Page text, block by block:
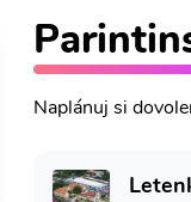
Naplánuj si